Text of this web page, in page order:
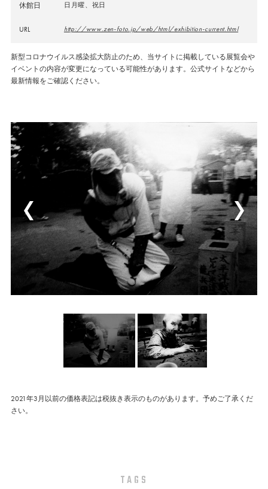
休館日 日月曜、祝日
URL http://www.zen-foto.jp/web/html/exhibition-current.html
新型コロナウイルス感染拡大防止のため、当サイトに掲載している展覧会や
イベントの内容が変更になっている可能性があります。公式サイトなどから
最新情報をご確認ください。
2021年3月以前の価格表記は税抜き表示のものがあります。予めご了承くだ
さい。
TAGS